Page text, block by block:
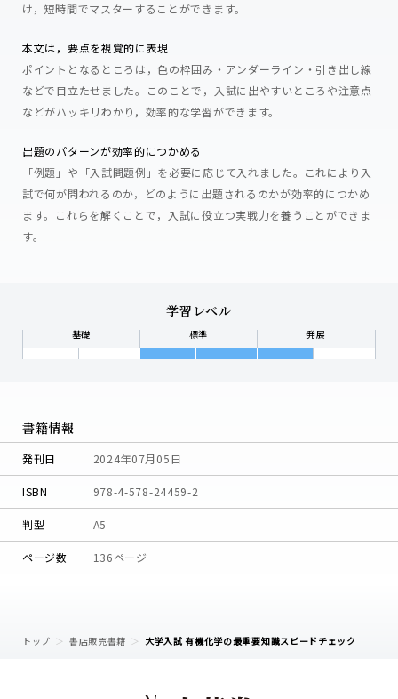
け，短時間でマスターすることができます。
本文は，要点を視覚的に表現
ポイントとなるところは，色の枠囲み・アンダーライン・引き出し線
などで目立たせました。このことで，入試に出やすいところや注意点
などがハッキリわかり，効率的な学習ができます。
出題のパターンが効率的につかめる
「例題」や「入試問題例」を必要に応じて入れました。これにより入
試で何が問われるのか，どのように出題されるのかが効率的につかめ
ます。これらを解くことで，入試に役立つ実戦力を養うことができま
す。
学習レベル
基礎 標準 発展
書籍情報
発刊日 2024年07月05日
ISBN 978-4-578-24459-2
判型 A5
ページ数 136ページ
トップ 書店販売書籍 大学入試 有機化学の最重要知識スピードチェック